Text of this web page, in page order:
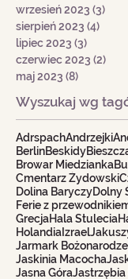
wrzesień 2023 (3)
sierpień 2023 (4)
lipiec 2023 (3)
czerwiec 2023 (2)
maj 2023 (8)
Wyszukaj wg
AdrspachAndrzejki
BerlinBeskidy
Browar Miedzianka
Cmentarz Żydowski
Dolina BaryczyDolny
Ferie z
GrecjaHala Stulecia
HolandiaIzrael
Jarmark
Jaskinia Macocha
Jasna GóraJastrzębia